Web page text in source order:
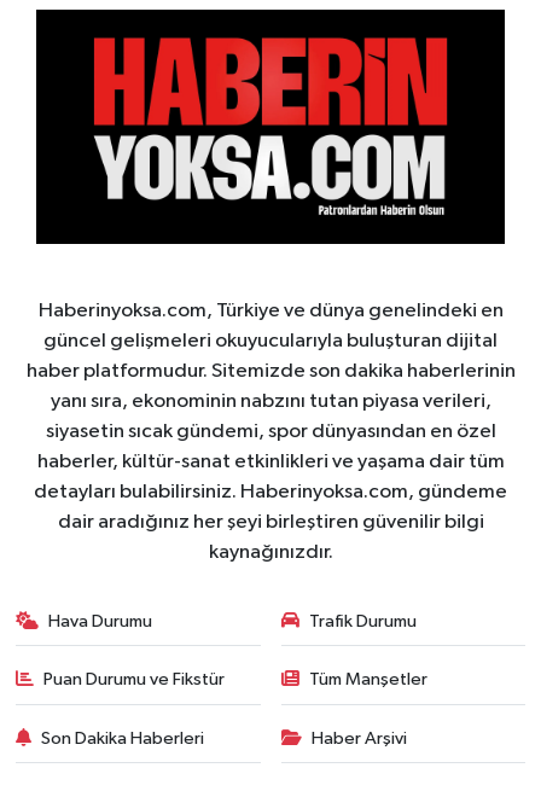
Haberinyoksa.com, Türkiye ve dünya genelindeki en
güncel gelişmeleri okuyucularıyla buluşturan dijital
haber platformudur. Sitemizde son dakika haberlerinin
yanı sıra, ekonominin nabzını tutan piyasa verileri,
siyasetin sıcak gündemi, spor dünyasından en özel
haberler, kültür-sanat etkinlikleri ve yaşama dair tüm
detayları bulabilirsiniz. Haberinyoksa.com, gündeme
dair aradığınız her şeyi birleştiren güvenilir bilgi
kaynağınızdır.
Hava Durumu Trafik Durumu
Puan Durumu ve Fikstür Tüm Manşetler
Son Dakika Haberleri Haber Arşivi